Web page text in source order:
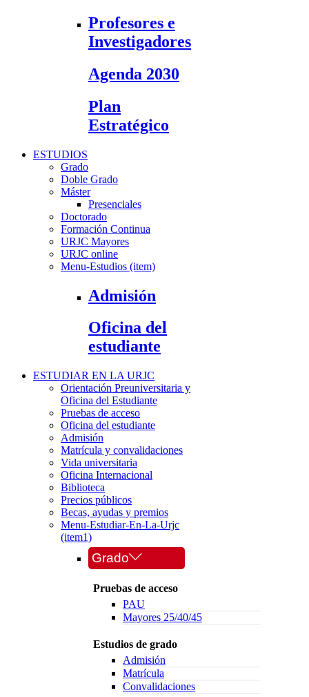
Profesores e
Investigadores
Agenda 2030
Plan
Estratégico
ESTUDIOS
Grado
Doble Grado
Máster
Presenciales
Doctorado
Formación Continua
URJC Mayores
URJC online
Menu-Estudios (item)
Admisión
Oficina del
estudiante
ESTUDIAR EN LA URJC
Orientación Preuniversitaria y
Oficina del Estudiante
Pruebas de acceso
Oficina del estudiante
Admisión
Matrícula y convalidaciones
Vida universitaria
Oficina Internacional
Biblioteca
Precios públicos
Becas, ayudas y premios
Menu-Estudiar-En-La-Urjc
(item1)
Grado
Pruebas de acceso
PAU
Mayores 25/40/45
Estudios de grado
Admisión
Matrícula
Convalidaciones